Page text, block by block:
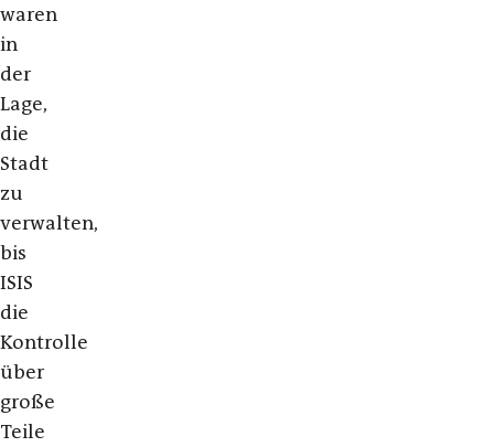
waren
in
der
Lage,
die
Stadt
zu
verwalten,
bis
ISIS
die
Kontrolle
über
große
Teile